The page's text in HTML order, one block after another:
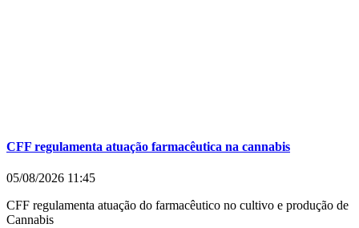
CFF regulamenta atuação farmacêutica na cannabis
05/08/2026 11:45
CFF regulamenta atuação do farmacêutico no cultivo e produção de
Cannabis